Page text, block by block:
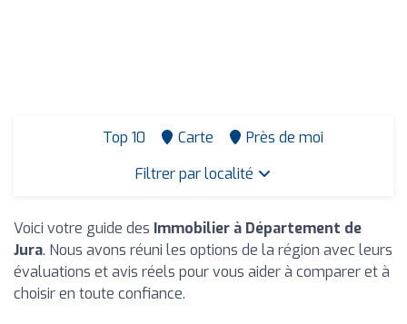
Top 10 Carte
Près de moi
Filtrer par localité
Voici votre guide des Immobilier à Département de
Jura. Nous avons réuni les options de la région avec leurs
évaluations et avis réels pour vous aider à comparer et à
choisir en toute confiance.